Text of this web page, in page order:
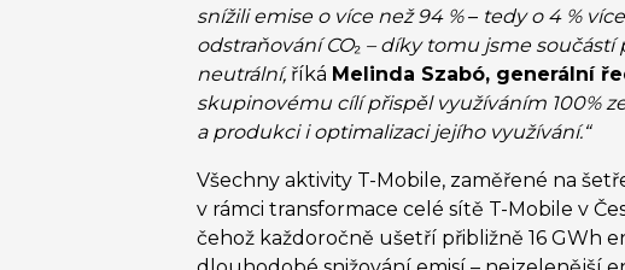
snížili emise o více než 94 %–tedy o 4 %
odstraňování CO₂– díky tomu jsme součástí
neutrální,říká Melinda Szabó, generální
skupinovému cílí přispěl využíváním 100%
a produkci i optimalizaci jejího využívání.“
Všechny aktivity T-Mobile, zaměřené na
v rámci transformace celé sítě T-Mobile v
čehož každoročně ušetří přibližně 16 GWh